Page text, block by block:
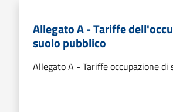
Allegato A - Tariffe
suolo pubblico
Allegato A - Tariffe occupazione di